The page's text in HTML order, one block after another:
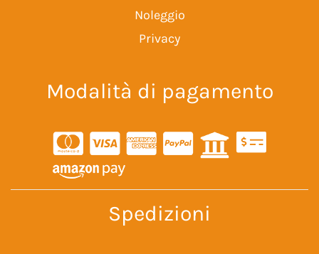
Noleggio
Privacy
Modalità di pagamento
Spedizioni